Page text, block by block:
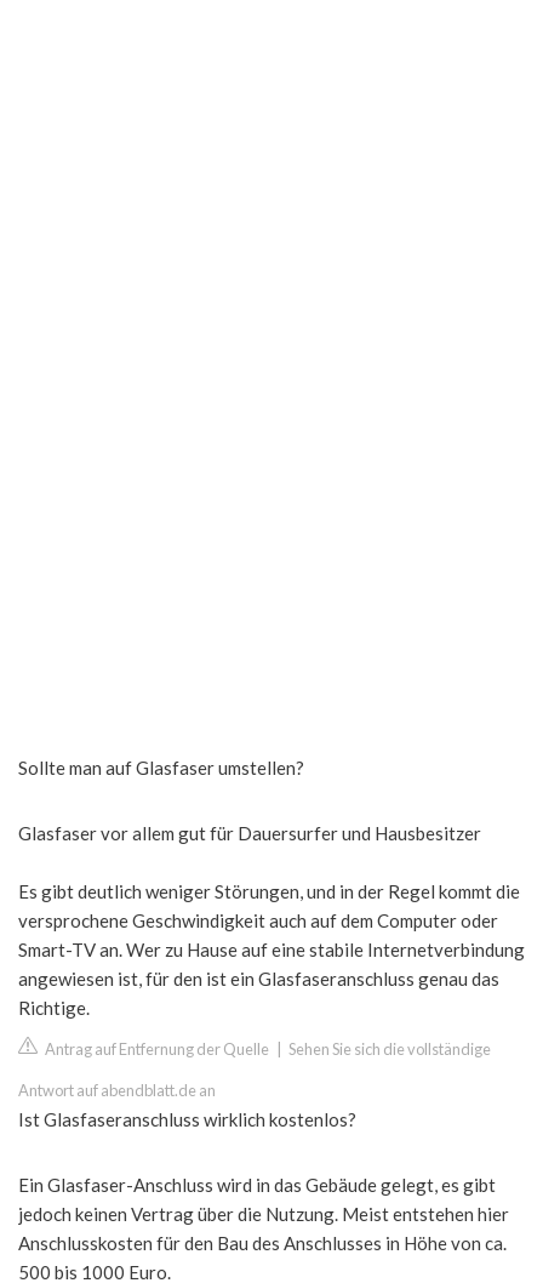
Sollte man auf Glasfaser umstellen?
Glasfaser vor allem gut für Dauersurfer und Hausbesitzer
Es gibt deutlich weniger Störungen, und in der Regel kommt die
versprochene Geschwindigkeit auch auf dem Computer oder
Smart-TV an. Wer zu Hause auf eine stabile Internetverbindung
angewiesen ist, für den ist ein Glasfaseranschluss genau das
Richtige.
Antrag auf Entfernung der Quelle Sehen Sie sich die vollständige
Antwort auf abendblatt.de an
Ist Glasfaseranschluss wirklich kostenlos?
Ein Glasfaser-Anschluss wird in das Gebäude gelegt, es gibt
jedoch keinen Vertrag über die Nutzung. Meist entstehen hier
Anschlusskosten für den Bau des Anschlusses in Höhe von ca.
500 bis 1000 Euro.